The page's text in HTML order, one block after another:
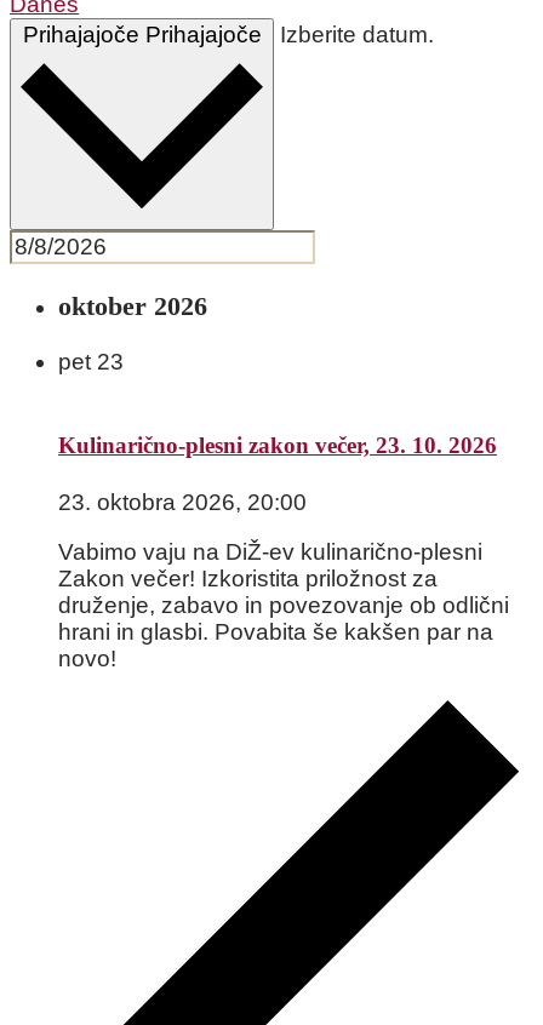
Prihajajoče Prihajajoče Izberite datum.
oktober 2026
pet 23
Kulinarično-plesni zakon večer, 23. 10. 2026
23. oktobra 2026, 20:00
Vabimo vaju na DiŽ-ev kulinarično-plesni
Zakon večer! Izkoristita priložnost za
druženje, zabavo in povezovanje ob odlični
hrani in glasbi. Povabita še kakšen par na
novo!